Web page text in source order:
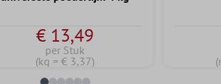
€ 13,49
per Stuk
(kg = € 3,37)